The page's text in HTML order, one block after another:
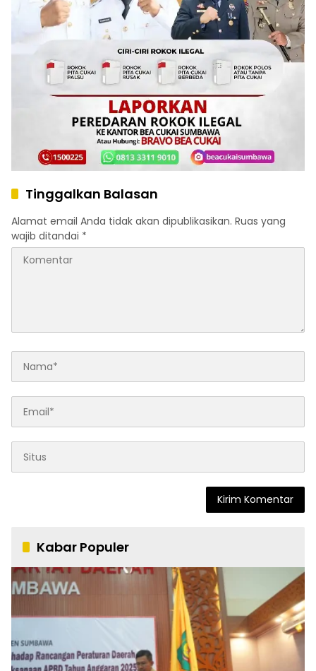
Tinggalkan Balasan
Alamat email Anda tidak akan dipublikasikan. Ruas yang
wajib ditandai *
Kabar Populer